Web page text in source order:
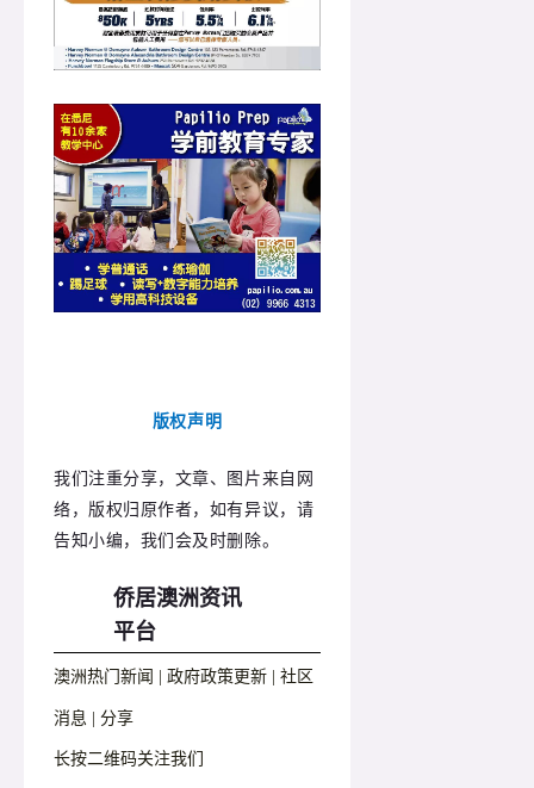
版权声明
我们注重分享，文章、图片来自网
络，版权归原作者，如有异议，请
告知小编，我们会及时删除。
侨居澳洲资讯
平台
澳洲热门新闻 | 政府政策更新 | 社区
消息 | 分享
长按二维码关注我们